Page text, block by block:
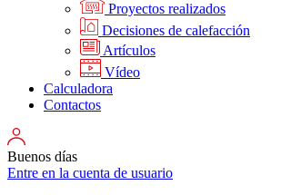
Proyectos realizados
Decisiones de calefacción
Artículos
Vídeo
Calculadora
Contactos
Buenos días
Entre en la cuenta de usuario